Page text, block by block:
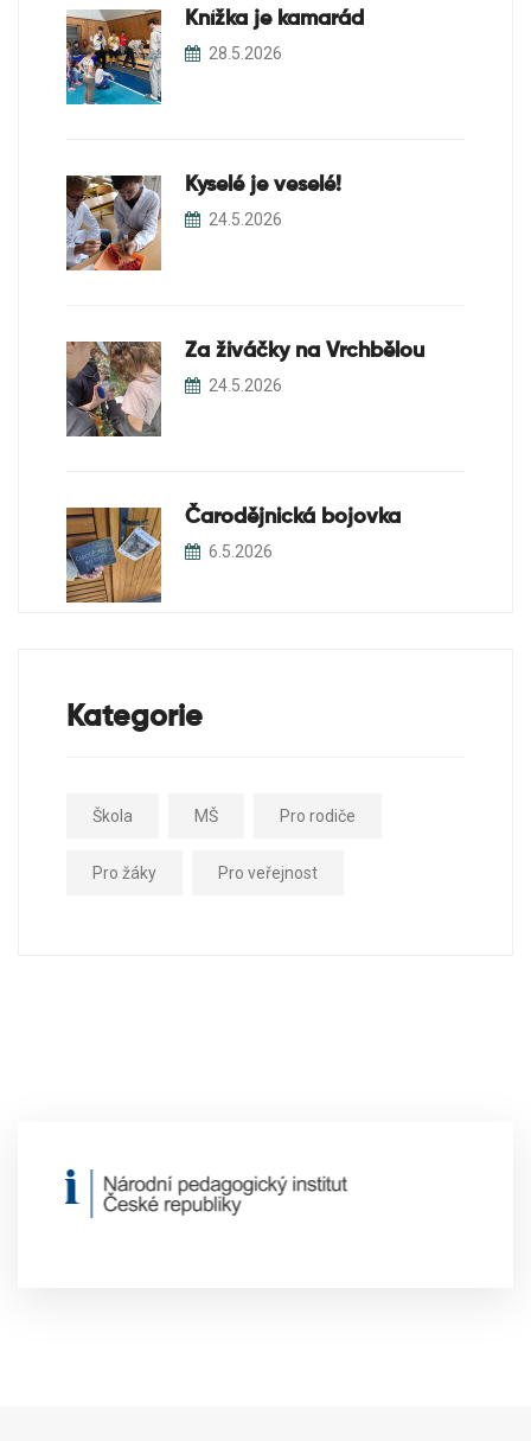
Knížka je kamarád
28.5.2026
Kyselé je veselé!
24.5.2026
Za živáčky na Vrchbělou
24.5.2026
Čarodějnická bojovka
6.5.2026
Kategorie
Škola MŠ Pro rodiče
Pro žáky Pro veřejnost